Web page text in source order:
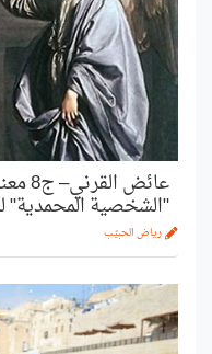
"الشخصية المحمدية"
رياض الحبيّب